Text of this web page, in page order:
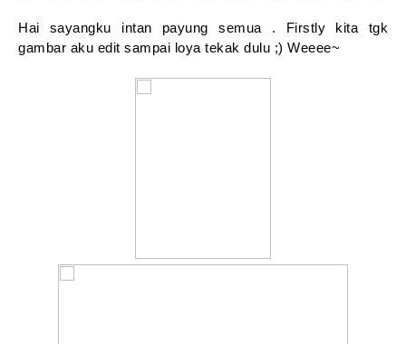
Hai sayangku intan payung semua . Firstly kita tgk
gambar aku edit sampai loya tekak dulu ;) Weeee~